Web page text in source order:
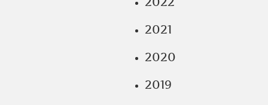
2021
2020
2019